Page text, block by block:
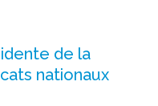
de la
nationaux